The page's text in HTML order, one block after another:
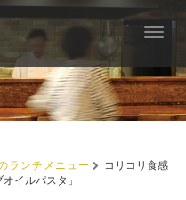
T
g
g
l
e
a
ランチメニュー
コリコリ食感
イルパスタ」